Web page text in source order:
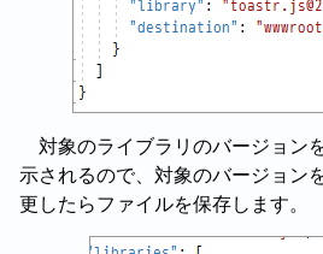
対象のライブラリのバージョン
示されるので、対象のバージョン
更したらファイルを保存します。